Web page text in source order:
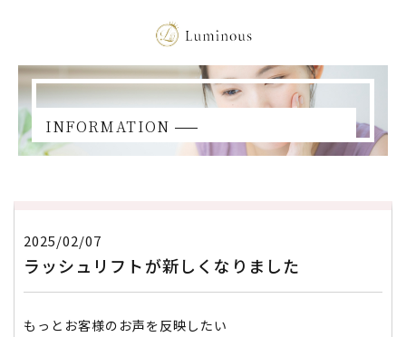
INFORMATION
2025/02/07
ラッシュリフトが新しくなりました
もっとお客様のお声を反映したい